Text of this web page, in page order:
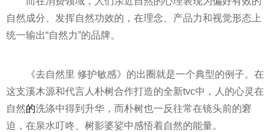
自然成分、发挥自然功效的，在理念、产品力和视觉形态上
统一输出“自然力”的品牌。
《去自然里 修护敏感》的出圈就是一个典型的例子。在
这支溪木源和代言人朴树合作打造的全新tvc中，人的心灵在
自然的洗涤中得到升华，而朴树也一反往常在镜头前的窘
迫，在泉水叮咚、树影婆娑中感悟着自然的能量。